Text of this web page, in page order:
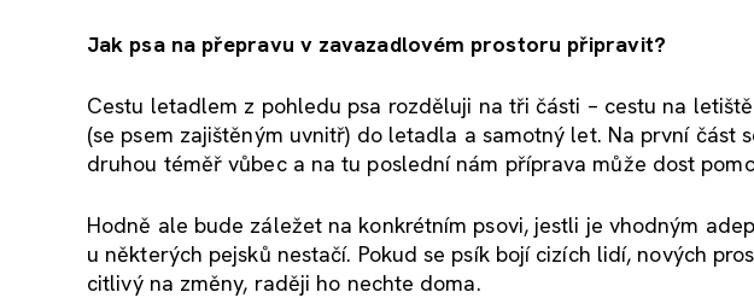
Jak psa na přepravu v zavazadlovém prostoru připravit?
Cestu letadlem z pohledu psa rozděluji na tři části – cestu na
(se psem zajištěným uvnitř) do letadla a samotný let. Na první část
druhou téměř vůbec a na tu poslední nám příprava může dost
Hodně ale bude záležet na konkrétním psovi, jestli je vhodným
u některých pejsků nestačí. Pokud se psík bojí cizích lidí, nových
citlivý na změny, raději ho nechte doma.